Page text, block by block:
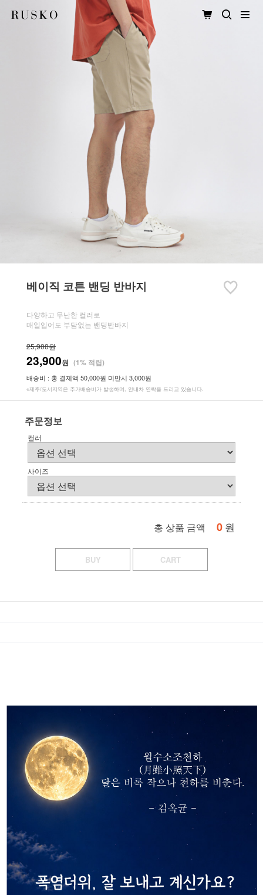
베이직 코튼 밴딩 반바지
다양하고 무난한 컬러로
매일입어도 부담없는 밴딩반바지
25,900원
23,900원 (1% 적립)
배송비 : 총 결제액 50,000원 미만시 3,000원
※제주/도서지역은 추가배송비가 발생하며, 안내차 연락을 드리고 있습니다.
주문정보
컬러
사이즈
총 상품 금액 0 원
BUY CART